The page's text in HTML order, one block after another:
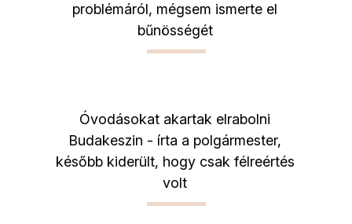
problémáról, mégsem ismerte el
bűnösségét
Óvodásokat akartak elrabolni
Budakeszin - írta a polgármester,
később kiderült, hogy csak félreértés
volt